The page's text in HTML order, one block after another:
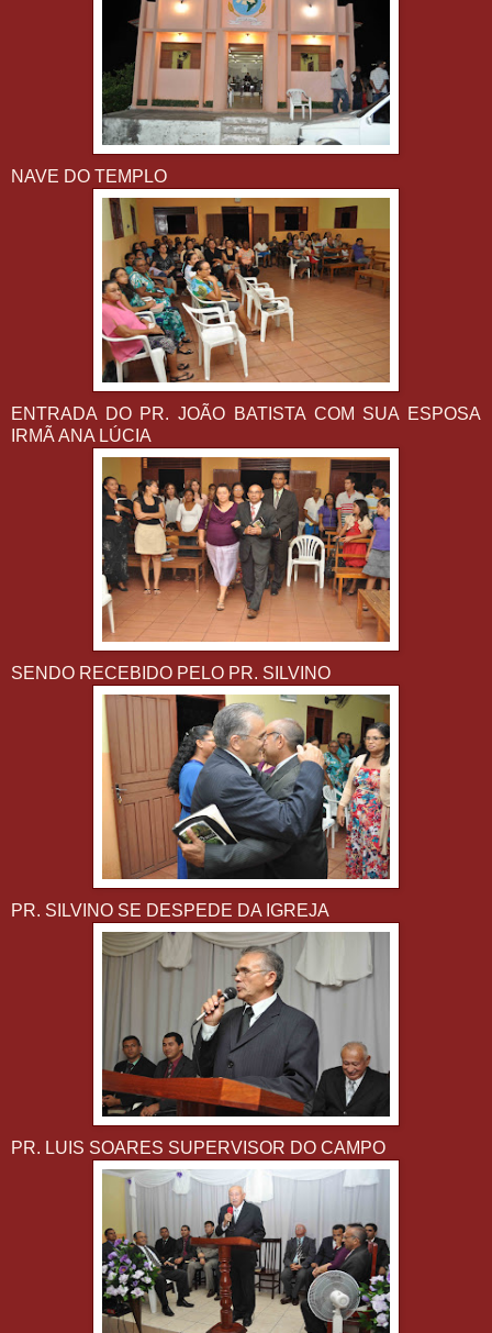
NAVE DO TEMPLO
ENTRADA DO PR. JOÃO BATISTA COM SUA ESPOSA
IRMÃ ANA LÚCIA
SENDO RECEBIDO PELO PR. SILVINO
PR. SILVINO SE DESPEDE DA IGREJA
PR. LUIS SOARES SUPERVISOR DO CAMPO